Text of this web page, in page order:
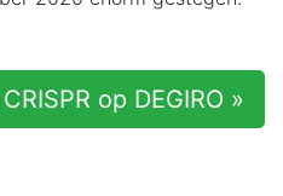
op DEGIRO »